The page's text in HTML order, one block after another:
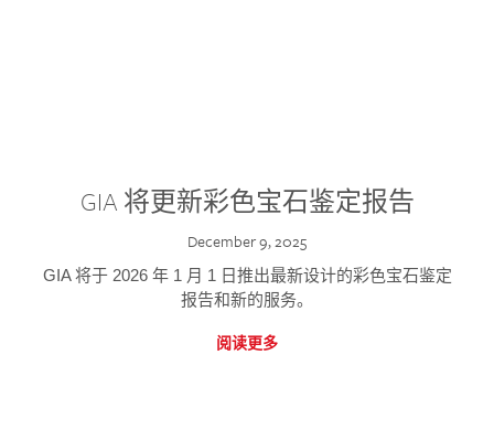
GIA 将更新彩色宝石鉴定报告
December 9, 2025
GIA 将于 2026 年 1 月 1 日推出最新设计的彩色宝石鉴定
报告和新的服务。
阅读更多